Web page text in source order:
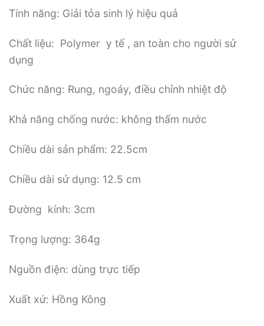
Tính năng: Giải tỏa sinh lý hiệu quả
Chất liệu: Polymer y tế , an toàn cho người sử
dụng
Chức năng: Rung, ngoáy, điều chỉnh nhiệt độ
Khả năng chống nước: không thấm nước
Chiều dài sản phẩm: 22.5cm
Chiều dài sử dụng: 12.5 cm
Đường kính: 3cm
Trọng lượng: 364g
Nguồn điện: dùng trực tiếp
Xuất xứ: Hồng Kông